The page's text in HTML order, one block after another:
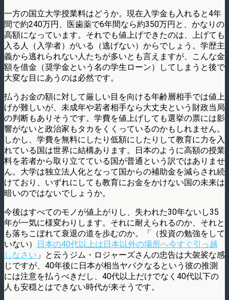
一方の国立大学授業料はどうか。現在入学金も入れると4年
間で約240万円、医歯薬で6年間なら約350万円と、かなりの
高額になっています。それでも値上げできたのは、上げても
入る人（入学者）がいる（逃げない）からでしょう。学歴主
義から逃れられない人たちが多いとも言えますが、こんな金
額を借金（奨学金という名の学生ローン）してしまうと後で
大変な目にあうのは必然です。
払うお金の額に対して厳しい目を向ける年齢層相手では値上
げが難しいが、未成年や若者相手なら大丈夫という財政当局
の判断もありそうです。学費を値上げしても選挙の票には影
響がないと政治家もタカをくくっているのかもしれません。
しかし、学費を無料にしたり低額にしたりして教育に力を入
れている国は世界に結構あります。日本のように高額の授業
料を若者から取り立てている国が普通という訳ではありませ
ん。大学は独立法人化となって国からの補助金を減らされ続
けており、いずれにしても教育にお金をかけない国の未来は
暗いのではないでしょうか。
今後はすべてのモノが値上がりし、失われた30年ないし35
年が一気に様変わりします。それに耐えられるのか、それと
も落ちこぼれて衰退の道を歩むのか。「（投資の勉強をして
いない）
日本の40代以上は日本以外の場所へ今すぐ引っ越
しなさい 」と云うジム・ロジャーズさんの忠告は大袈裟な感
じですが、40年後に日本が相当ヤバクなるという彼の推測
には注意を払うべきだし、40代以上だけでなく40代以下の
人も安穏とはできない時代が来そうです。